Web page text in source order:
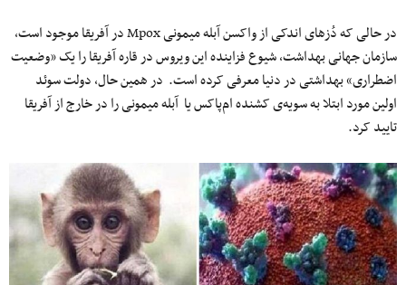
در حالی که دُزهای اندکی از واکسن آبله میمونی Mpox در آفریقا موجود است،
سازمان جهانی بهداشت، شیوع فزاینده این ویروس در قاره آفریقا را یک «وضعیت
اضطراری» بهداشتی در دنیا معرفی کرده است. در همین حال، دولت سوئد
اولین مورد ابتلا به سویه‌ی کشنده ام‌پاکس یا آبله میمونی را در خارج از آفریقا
تایید کرد.